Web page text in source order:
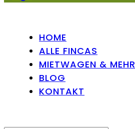
HOME
ALLE FINCAS
MIETWAGEN & MEHR
BLOG
KONTAKT